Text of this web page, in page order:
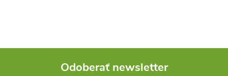
Odoberať newsletter